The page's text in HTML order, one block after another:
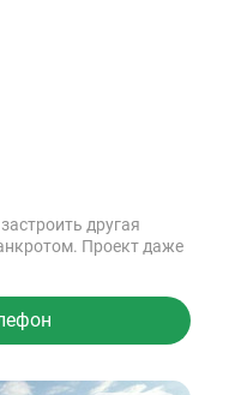
другая
Проект даже